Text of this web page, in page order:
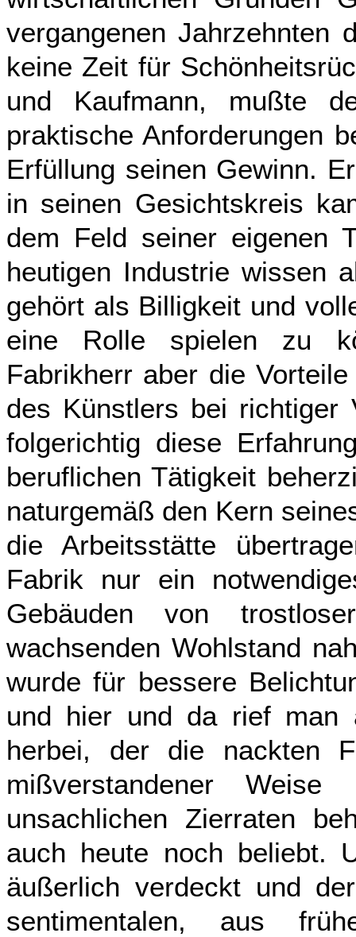
vergangenen Jahrzehnten
keine Zeit für
und Kaufmann, mußte
praktische Anforderungen
Erfüllung seinen Gewinn.
in seinen Gesichtskreis
dem Feld seiner eigenen
heutigen Industrie wissen
gehört als Billigkeit und
eine Rolle spielen zu
Fabrikherr aber die
des Künstlers bei richtiger
folgerichtig diese
beruflichen Tätigkeit
naturgemäß den Kern
die Arbeitsstätte
Fabrik nur ein
Gebäuden von
wachsenden Wohlstand
wurde für bessere
und hier und da rief man
herbei, der die nackten
mißverstandener Weise
unsachlichen Zierraten
auch heute noch beliebt.
äußerlich verdeckt und
sentimentalen, aus